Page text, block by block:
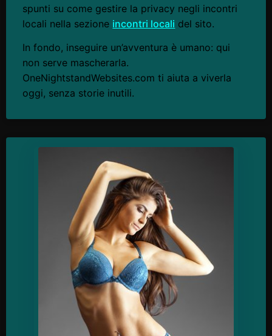
spunti su come gestire la privacy negli incontri
locali nella sezione incontri locali del sito.
In fondo, inseguire un’avventura è umano: qui
non serve mascherarla.
OneNightstandWebsites.com ti aiuta a viverla
oggi, senza storie inutili.